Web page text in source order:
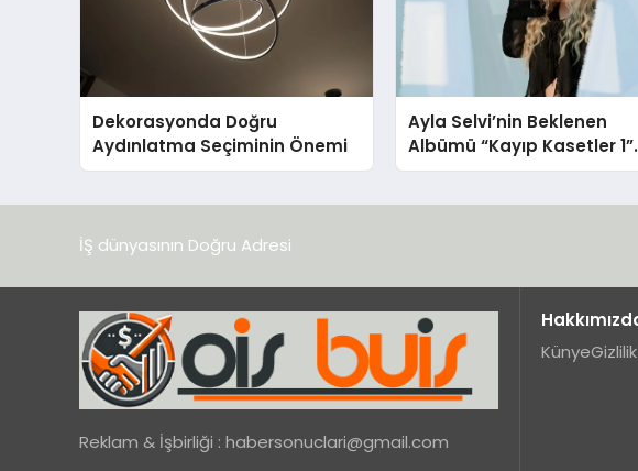
Dekorasyonda Doğru
Aydınlatma Seçiminin Önemi
Ayla Selvi’nin Beklenen
Albümü “Kayıp Kasetler 1”
Yayınlandı!
İŞ dünyasının Doğru Adresi
Reklam & İşbirliği : habersonuclari@gmail.com
Künye